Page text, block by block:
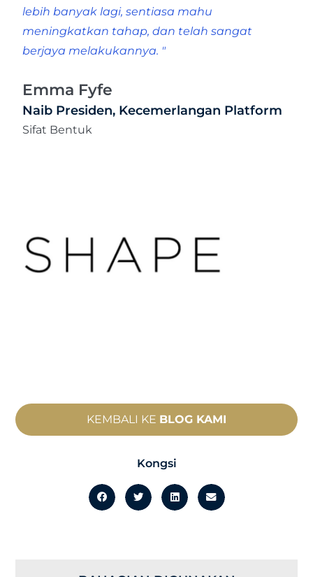
KEMBALI KE BLOG KAMI
Kongsi
lebih banyak lagi, sentiasa mahu
meningkatkan tahap, dan telah sangat
berjaya melakukannya. "
Emma Fyfe
Naib Presiden, Kecemerlangan Platform
Sifat Bentuk